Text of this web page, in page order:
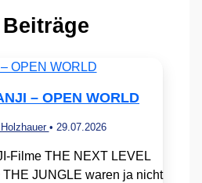
– OPEN WORLD
• 29.07.2026
Filme THE NEXT LEVEL
JUNGLE waren ja nicht